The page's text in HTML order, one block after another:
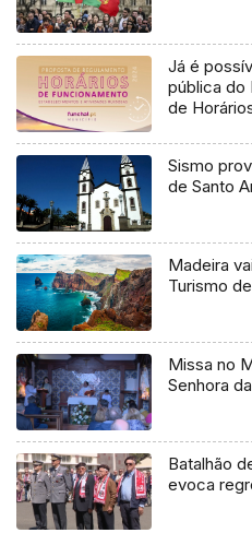
Já é
pública do
de
Sismo
de Santo
Madeira
Turismo
Missa no
Senhora
Batalhão
evoca